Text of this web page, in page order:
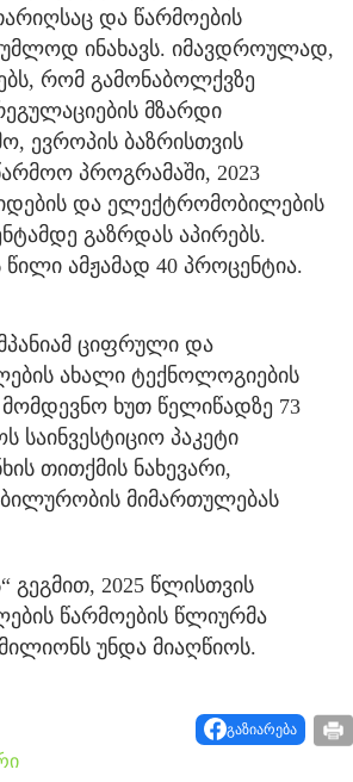
და წარმოების
ინახავს. იმავდროულად,
რომ გამონაბოლქვზე
მზარდი
ევროპის ბაზრისთვის
პროგრამაში, 2023
და ელექტრომობილების
გაზრდას აპირებს.
წილი ამჟამად 40 პროცენტია.
ციფრული და
ახალი ტექნოლოგიების
ხუთ წელიწადზე 73
საინვესტიციო პაკეტი
თითქმის ნახევარი,
მიმართულებას
გეგმით, 2025 წლისთვის
წარმოების წლიურმა
უნდა მიაღწიოს.
გაზიარება